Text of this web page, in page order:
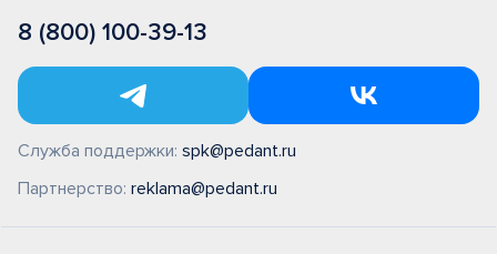
8 (800) 100-39-13
Служба поддержки: spk@pedant.ru
Партнерство: reklama@pedant.ru